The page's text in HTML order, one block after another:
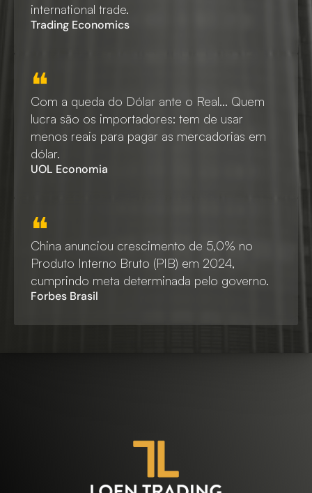
international trade.
Trading Economics
❝
Com a queda do Dólar ante o Real… Quem
lucra são os importadores: tem de usar
menos reais para pagar as mercadorias em
dólar.
UOL Economia
❝
China anunciou crescimento de 5,0% no
Produto Interno Bruto (PIB) em 2024,
cumprindo meta determinada pelo governo.
Forbes Brasil